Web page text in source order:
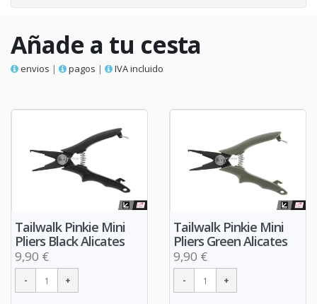
Añade a tu cesta
envios | pagos | IVA incluido
Tailwalk Pinkie Mini
Pliers Black Alicates
9,90 €
Tailwalk Pinkie Mini
Pliers Green Alicates
9,90 €